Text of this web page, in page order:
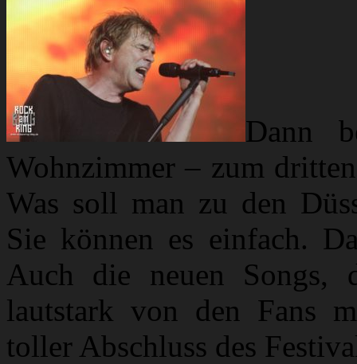
Dann
Wohnzimmer – zum
Was soll man zu den
Sie können es einfach.
Auch die neuen Songs,
lautstark von den Fans
toller Abschluss des